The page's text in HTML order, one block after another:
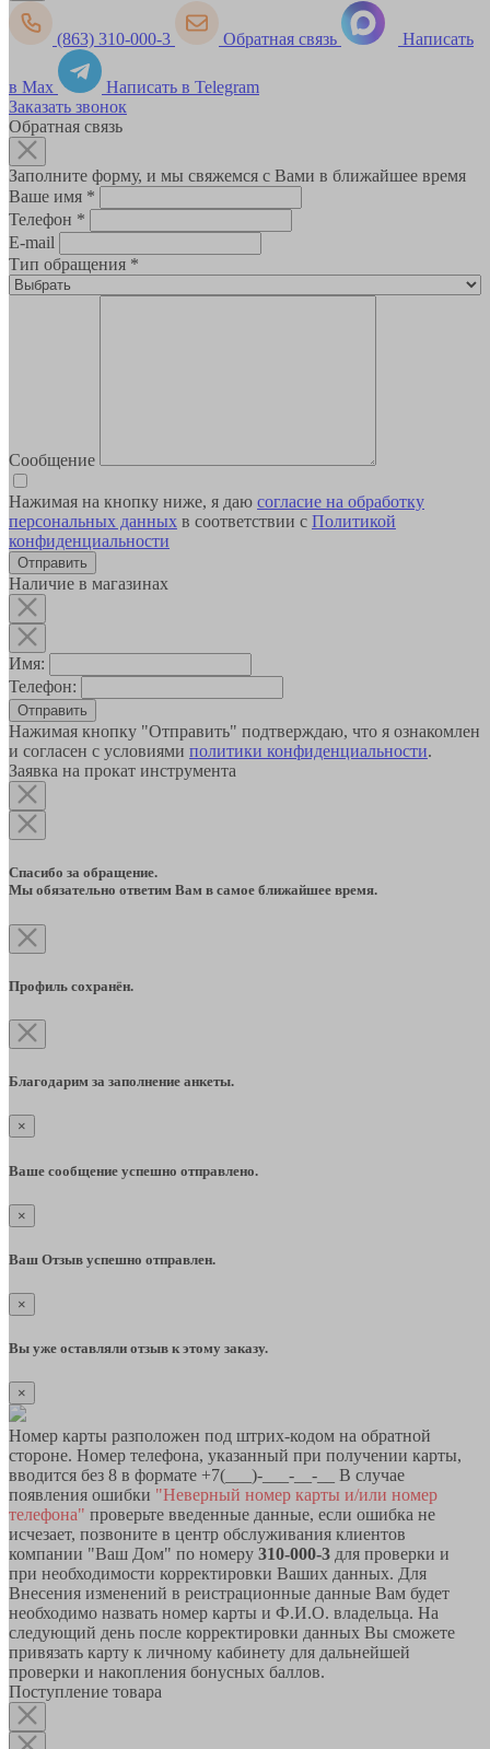
(863) 310-000-3 Обратная связь Написать
в Max
Написать в Telegram
Заказать звонок
Обратная связь
Заполните форму, и мы свяжемся с Вами в ближайшее время
Ваше имя *
Телефон *
E-mail
Тип обращения *
Сообщение
Нажимая на кнопку ниже, я даю согласие на обработку
персональных данных в соответствии с Политикой
конфиденциальности
Наличие в магазинах
Имя:
Телефон:
Отправить
Нажимая кнопку "Отправить" подтверждаю, что я ознакомлен
и согласен с условиями политики конфиденциальности.
Заявка на прокат инструмента
Спасибо за обращение.
Мы обязательно ответим Вам в самое ближайшее время.
Профиль сохранён.
Благодарим за заполнение анкеты.
×
Ваше сообщение успешно отправлено.
×
Ваш Отзыв успешно отправлен.
×
Вы уже оставляли отзыв к этому заказу.
×
Номер карты разположен под штрих-кодом на обратной
стороне. Номер телефона, указанный при получении карты,
вводится без 8 в формате +7(___)-___-__-__ В случае
появления ошибки "Неверный номер карты и/или номер
телефона" проверьте введенные данные, если ошибка не
исчезает, позвоните в центр обслуживания клиентов
компании "Ваш Дом" по номеру 310-000-3 для проверки и
при необходимости корректировки Ваших данных. Для
Внесения изменений в реистрационные данные Вам будет
необходимо назвать номер карты и Ф.И.О. владельца. На
следующий день после корректировки данных Вы сможете
привязать карту к личному кабинету для дальнейшей
проверки и накопления бонусных баллов.
Поступление товара